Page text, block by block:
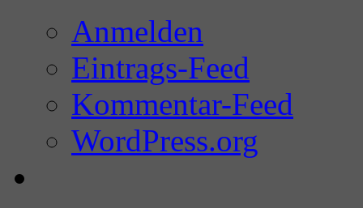
Anmelden
Eintrags-Feed
Kommentar-Feed
WordPress.org